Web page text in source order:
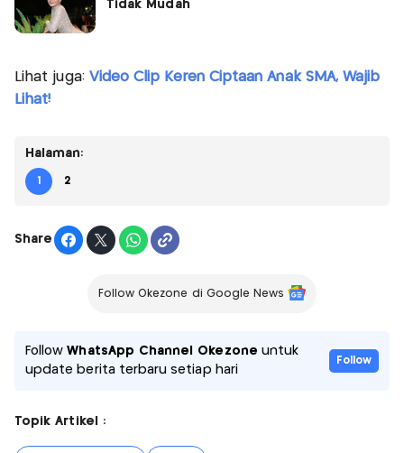
Tidak Mudah
Lihat juga: Video Clip Keren Ciptaan Anak SMA, Wajib
Lihat!
Halaman:
1 2
Share
Follow Okezone di Google News
FollowWhatsApp Channel Okezone untuk
update berita terbaru setiap hari
Follow
Topik Artikel :